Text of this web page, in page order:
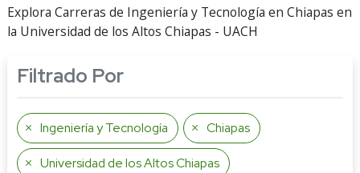
Explora Carreras de Ingeniería y Tecnología en Chiapas en
la Universidad de los Altos Chiapas - UACH
Filtrado Por
Ingeniería y Tecnología Chiapas
Universidad de los Altos Chiapas